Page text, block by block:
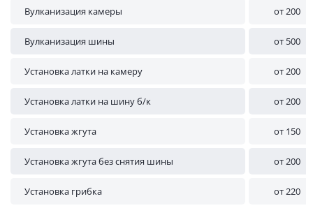
Вулканизация камеры от 200
Вулканизация шины от 500
Установка латки на камеру от 200
Установка латки на шину б/к от 200
Установка жгута от 150
Установка жгута без снятия шины от 200
Установка грибка от 220